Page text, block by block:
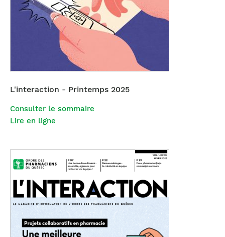
L'interaction - Printemps 2025
Consulter le sommaire
Lire en ligne